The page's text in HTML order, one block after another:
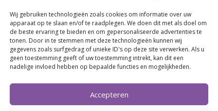
Wij gebruiken technologieën zoals cookies om informatie over uw
apparaat op te slaan en/of te raadplegen. We doen dit met als doel om
de beste ervaring te bieden en om gepersonaliseerde advertenties te
tonen. Door in te stemmen met deze technologieën kunnen wij
gegevens zoals surfgedrag of unieke ID's op deze site verwerken. Als u
geen toestemming geeft of uw toestemming intrekt, kan dit een
nadelige invloed hebben op bepaalde functies en mogelijkheden.
Accepteren
Retourneren en herroepen
BE0746.853.082
BREI- EN HAAK-ATELJEE
Momenteel on hold wegens medische reden.